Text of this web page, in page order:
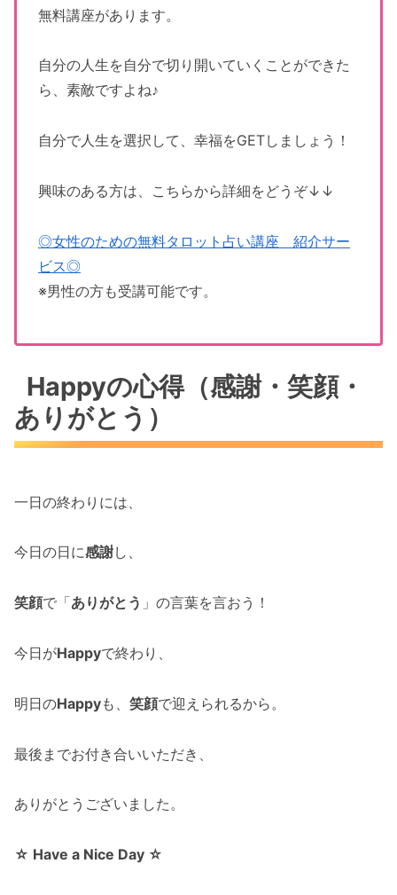
無料講座があります。
自分の人生を自分で切り開いていくことができた
ら、素敵ですよね♪
自分で人生を選択して、幸福をGETしましょう！
興味のある方は、こちらから詳細をどうぞ↓↓
◎女性のための無料タロット占い講座 紹介サー
ビス◎
※男性の方も受講可能です。
Happyの心得（感謝・笑顔・
ありがとう）
一日の終わりには、
今日の日に感謝し、
笑顔で「ありがとう 」の言葉を言おう！
今日がHappyで終わり、
明日のHappyも、 笑顔で迎えられるから。
最後までお付き合いいただき、
ありがとうございました。
☆ Have a Nice Day ☆